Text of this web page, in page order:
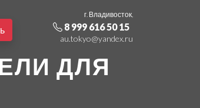
г. Владивосток,
8 999 616 50 15
au.tokyo@yandex.ru
ДЛЯ